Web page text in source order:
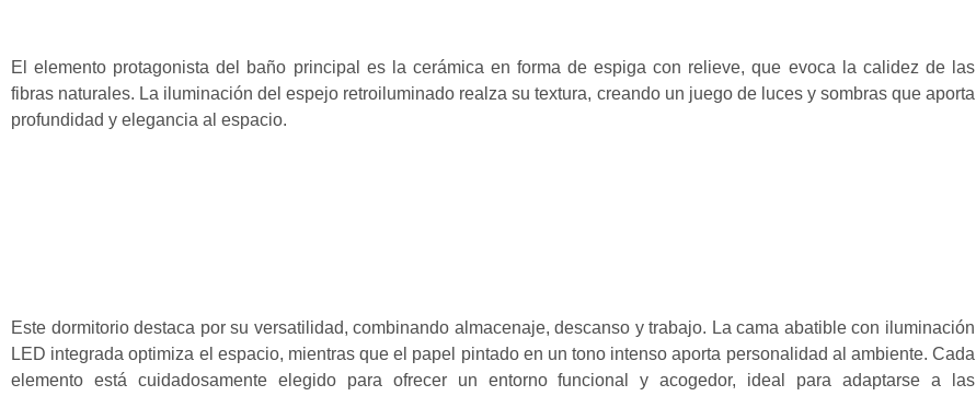
El elemento protagonista del baño principal es la cerámica en forma de espiga con relieve, que evoca la calidez de las
fibras naturales. La iluminación del espejo retroiluminado realza su textura, creando un juego de luces y sombras que aporta
profundidad y elegancia al espacio.
Este dormitorio destaca por su versatilidad, combinando almacenaje, descanso y trabajo. La cama abatible con iluminación
LED integrada optimiza el espacio, mientras que el papel pintado en un tono intenso aporta personalidad al ambiente. Cada
elemento está cuidadosamente elegido para ofrecer un entorno funcional y acogedor, ideal para adaptarse a las